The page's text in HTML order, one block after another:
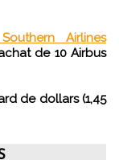
Airlines
de 10 Airbus
de dollars (1,45